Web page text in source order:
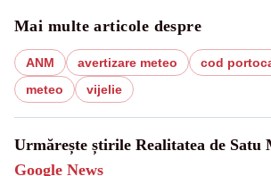
Mai multe articole despre
ANM avertizare meteo cod
meteo
vijelie
Urmărește știrile Realitatea de Satu
Google News